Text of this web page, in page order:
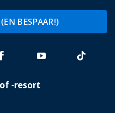
BESPAAR!)
-resort